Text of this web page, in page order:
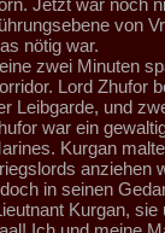
Jetzt war noch
von
nötig war.
zwei Minuten
Lord Zhufor
Leibgarde, und
war ein
Kurgan
anziehen
in seinen
Kurgan,